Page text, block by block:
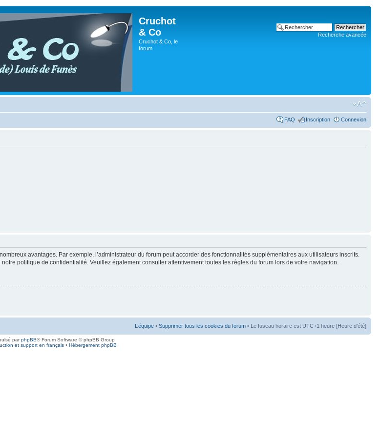
Cruchot
& Co
Cruchot & Co, le
forum
Recherche avancée
FAQ Inscription Connexion
avantages. Par exemple, l’administrateur du forum peut accorder des fonctionnalités supplémentaires aux utilisateurs inscrits.
politique de confidentialité. Veuillez également consulter attentivement toutes les règles du forum lors de votre navigation.
L’équipe • Supprimer tous les cookies du forum • Le fuseau horaire est UTC+1 heure [Heure d’été]
parphpBB® Forum Software © phpBB Group
et support en français• Hébergement phpBB